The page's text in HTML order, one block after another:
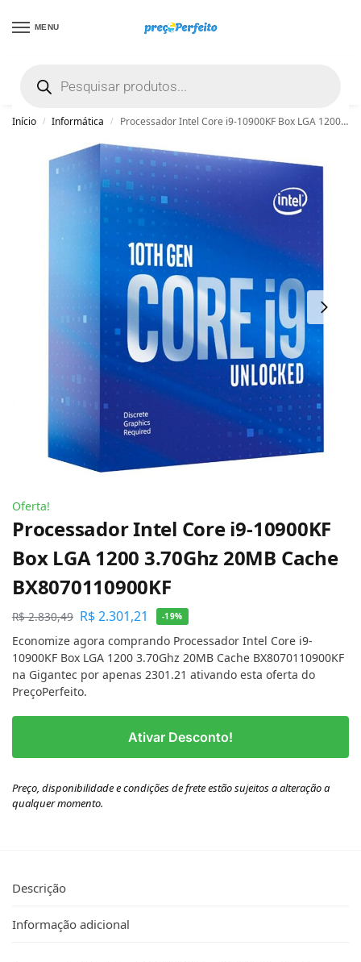
MENU
Início / Informática / Processador Intel Core i9-10900KF Box LGA 1200 3.70Ghz 20MB Cache BX8070110900KF
Oferta!
Processador Intel Core i9-10900KF
Box LGA 1200 3.70Ghz 20MB Cache
BX8070110900KF
R$2.830,49 R$2.301,21 -19%
Economize agora comprando Processador Intel Core i9-
10900KF Box LGA 1200 3.70Ghz 20MB Cache BX8070110900KF
na Gigantec por apenas 2301.21 ativando esta oferta do
PreçoPerfeito.
Ativar Desconto!
Preço, disponibilidade e condições de frete estão sujeitos a alteração a
qualquer momento.
Descrição
Informação adicional